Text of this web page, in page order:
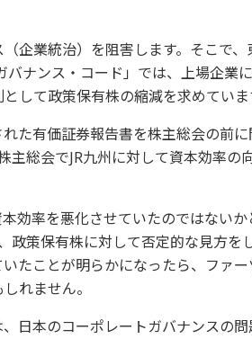
企業統治）を阻害します。そこで
ナンス・コード」では、上場企業
して政策保有株の縮減を求めていま
た有価証券報告書を株主総会の前
主総会でJR九州に対して資本効率の
効率を悪化させていたのではない
政策保有株に対して否定的な見方を
たことが明らかになったら、ファ
れません。
日本のコーポレートガバナンスの